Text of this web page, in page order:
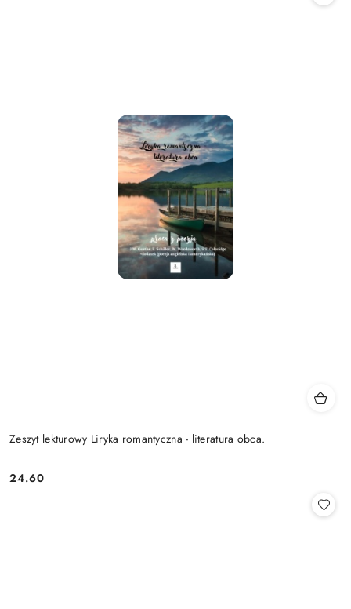
Zeszyt lekturowy Liryka romantyczna - literatura obca.
Cena:
24.60